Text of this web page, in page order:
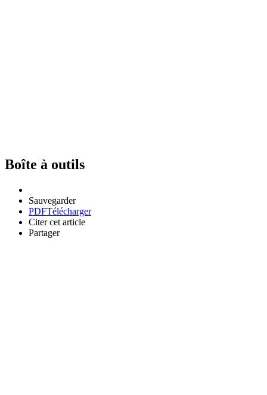
Boîte à outils
Sauvegarder
PDFTélécharger
Citer cet article
Partager